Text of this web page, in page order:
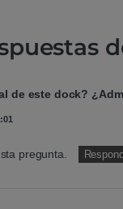
de este dock?
pregunta.